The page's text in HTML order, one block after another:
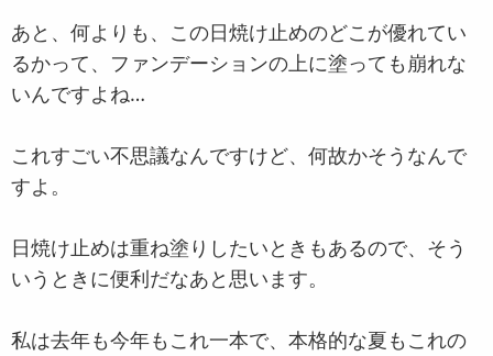
あと、何よりも、この日焼け止めのどこが優れてい
るかって、ファンデーションの上に塗っても崩れな
いんですよね…
これすごい不思議なんですけど、何故かそうなんで
すよ。
日焼け止めは重ね塗りしたいときもあるので、そう
いうときに便利だなあと思います。
私は去年も今年もこれ一本で、本格的な夏もこれの